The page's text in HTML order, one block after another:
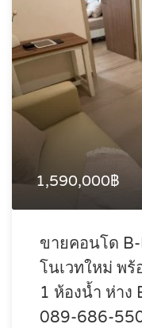
1,590,000฿
ขายคอนโด
โนเวทใหม่ พ
1 ห้องน้ำ ห่าง
089-686-